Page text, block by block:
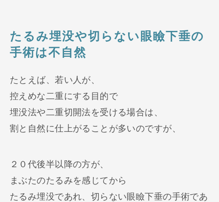
たるみ埋没や切らない眼瞼下垂の
手術は不自然
たとえば、若い人が、
控えめな二重にする目的で
埋没法や二重切開法を受ける場合は、
割と自然に仕上がることが多いのですが、
２０代後半以降の方が、
まぶたのたるみを感じてから
たるみ埋没であれ、切らない眼瞼下垂の手術であ